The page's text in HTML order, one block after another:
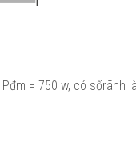
= 750 w, có sốrãnh